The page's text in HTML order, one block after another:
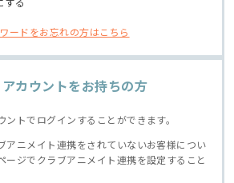
ードをお忘れの方はこちら
カウントをお持ちの方
トでログインすることができます。
アニメイト連携をされていないお客様につい
ージでクラブアニメイト連携を設定すること